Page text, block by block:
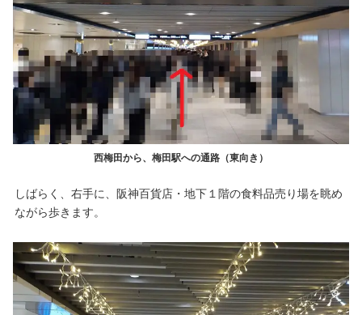
西梅田から、梅田駅への通路（東向き）
しばらく、右手に、阪神百貨店・地下１階の食料品売り場を眺め
ながら歩きます。